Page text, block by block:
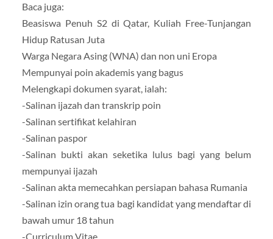
Baca juga:
Beasiswa Penuh S2 di Qatar, Kuliah Free-Tunjangan
Hidup Ratusan Juta
Warga Negara Asing (WNA) dan non uni Eropa
Mempunyai poin akademis yang bagus
Melengkapi dokumen syarat, ialah:
-Salinan ijazah dan transkrip poin
-Salinan sertifikat kelahiran
-Salinan paspor
-Salinan bukti akan seketika lulus bagi yang belum
mempunyai ijazah
-Salinan akta memecahkan persiapan bahasa Rumania
-Salinan izin orang tua bagi kandidat yang mendaftar di
bawah umur 18 tahun
-Curriculum Vitae